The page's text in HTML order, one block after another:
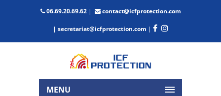
06.69.20.69.62| contact@icfprotection.com
| secretariat@icfprotection.com |
MENU